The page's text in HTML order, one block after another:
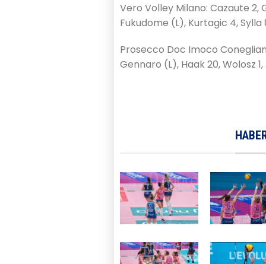
Vero Volley Milano: Cazaute 2,
Fukudome (L), Kurtagic 4, Sylla
Prosecco Doc Imoco
Gennaro (L), Haak 20, Wolosz